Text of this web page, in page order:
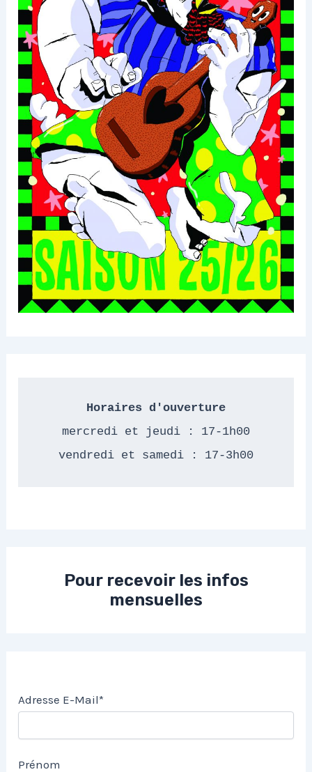
Horaires d'ouverture
mercredi et jeudi : 17-1h00
vendredi et samedi : 17-3h00
Pour recevoir les infos
mensuelles
Adresse E-Mail*
Prénom